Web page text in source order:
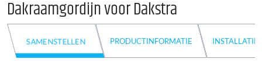
Dakraamgordijn voor Dakstra
SAMENSTELLEN PRODUCTINFORMATIE INSTALLATIE